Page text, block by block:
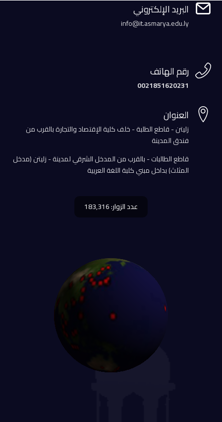
 البريد الإلكتروني
info@it.asmarya.edu.ly
 رقم الهاتف
0021851620231
 العنوان
زليتن - قاطع الطلبة - خلف كلية الإقتصاد والتجارة بالقرب من
فندق المدينة
قاطع الطالبات - بالقرب من المدخل الشرقي لمدينة - زليتن (مدخل
المثلث) بداخل مبني كلبة اللغة العربية
عدد الزوار: 183,316